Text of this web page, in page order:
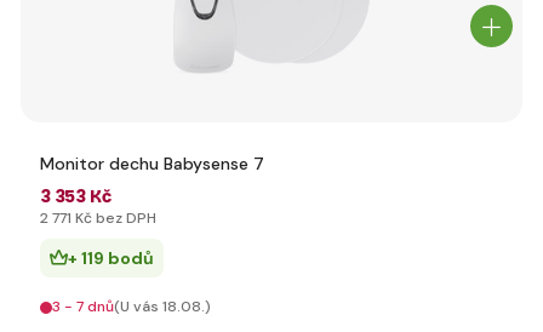
Monitor dechu Babysense 7
3 353 Kč
2 771 Kč bez DPH
+ 119 bodů
3 - 7 dnů(U vás 18.08.)